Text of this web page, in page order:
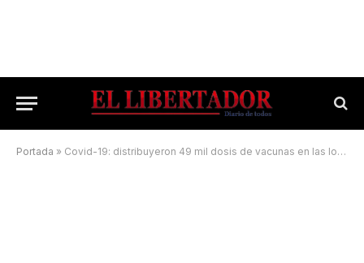
Portada » Covid-19: distribuyeron 49 mil dosis de vacunas en las localidades del Interior